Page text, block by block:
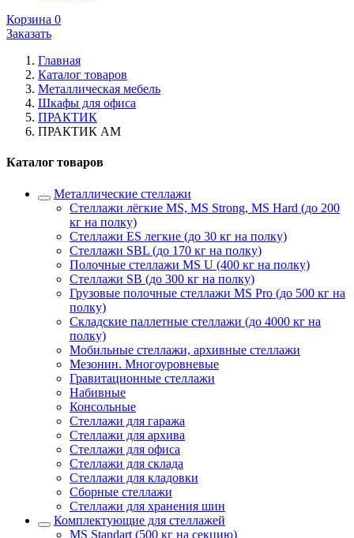
Корзина 0
Заказать
Главная
Каталог товаров
Металлическая мебель
Шкафы для офиса
ПРАКТИК
ПРАКТИК AM
Каталог товаров
Металлические стеллажи
Стеллажи лёгкие MS, MS Strong, MS Hard (до 200
кг на полку)
Стеллажи ES легкие (до 30 кг на полку)
Стеллажи SBL (до 170 кг на полку)
Полочные стеллажи MS U (400 кг на полку)
Стеллажи SB (до 300 кг на полку)
Грузовые полочные стеллажи MS Pro (до 500 кг на
полку)
Складские паллетные стеллажи (до 4000 кг на
полку)
Мобильные стеллажи, архивные стеллажи
Мезонин. Многоуровневые
Гравитационные стеллажи
Набивные
Консольные
Стеллажи для гаража
Стеллажи для архива
Стеллажи для офиса
Стеллажи для склада
Стеллажи для кладовки
Сборные стеллажи
Стеллажи для хранения шин
Комплектующие для стеллажей
MS Standart (500 кг на секцию)